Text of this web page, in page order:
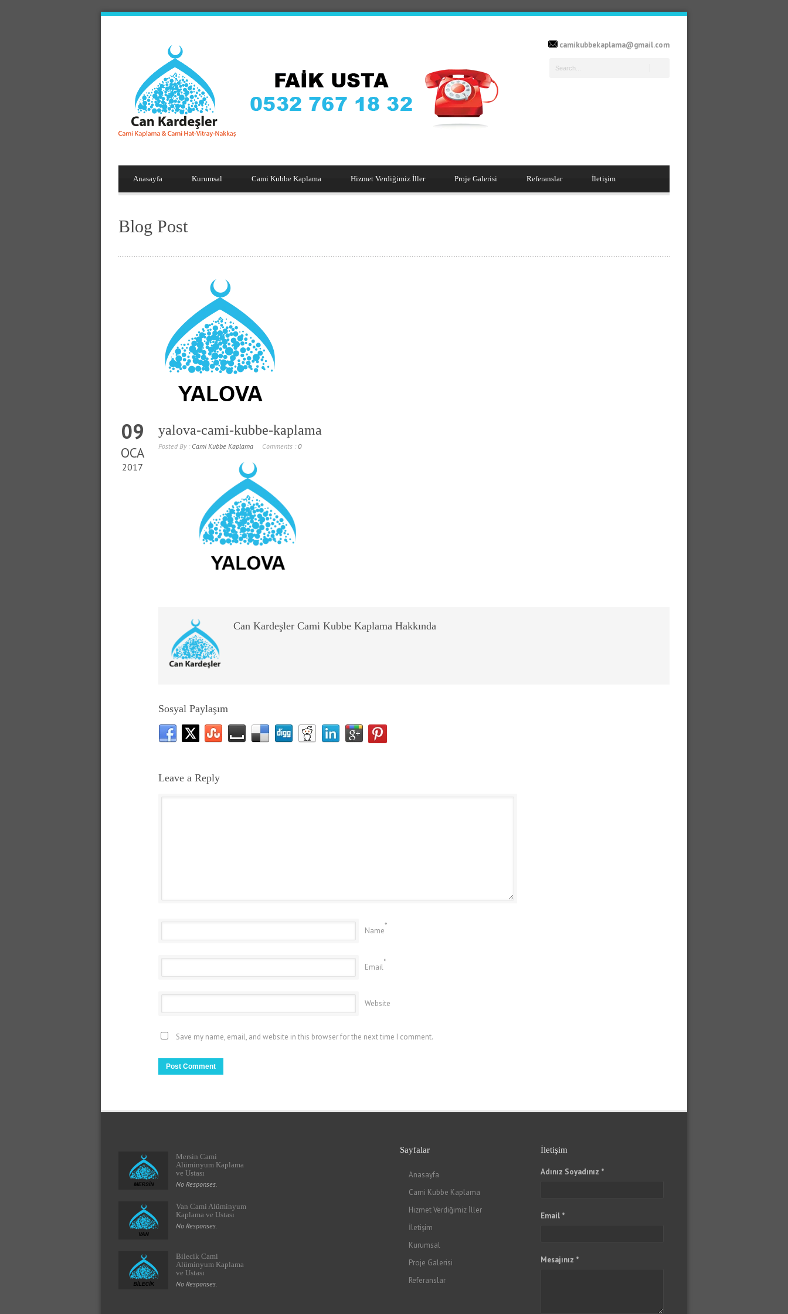
camikubbekaplama@gmail.com
Anasayfa Kurumsal Cami Kubbe Kaplama Hizmet Verdiğimiz İller Proje Galerisi Referanslar İletişim
Blog Post
09
OCA
2017
yalova-cami-kubbe-kaplama
Posted By : Cami Kubbe Kaplama Comments : 0
Can Kardeşler Cami Kubbe Kaplama Hakkında
Sosyal Paylaşım
Leave a Reply
Name
*
Email
*
Website
Save my name, email, and website in this browser for the next time I comment.
Mersin Cami
Alüminyum Kaplama
ve Ustası
No Responses.
Van Cami Alüminyum
Kaplama ve Ustası
No Responses.
Bilecik Cami
Alüminyum Kaplama
ve Ustası
No Responses.
Sayfalar
Anasayfa
Cami Kubbe Kaplama
Hizmet Verdiğimiz İller
İletişim
Kurumsal
Proje Galerisi
Referanslar
İletişim
Adınız Soyadınız *
Email *
Mesajınız *